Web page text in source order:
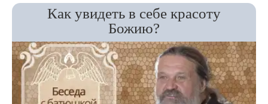
Как увидеть в себе красоту
Божию?